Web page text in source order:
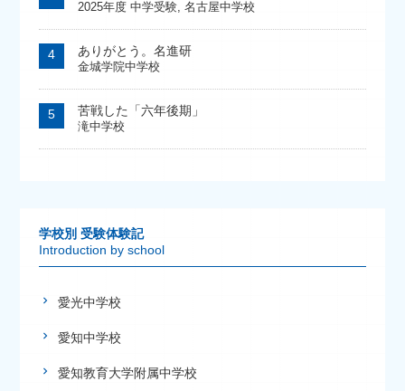
2025年度 中学受験, 名古屋中学校
ありがとう。名進研
金城学院中学校
苦戦した「六年後期」
滝中学校
学校別 受験体験記
Introduction by school
愛光中学校
愛知中学校
愛知教育大学附属中学校